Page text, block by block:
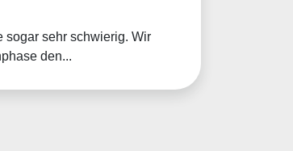
sogar sehr schwierig. Wir
den...